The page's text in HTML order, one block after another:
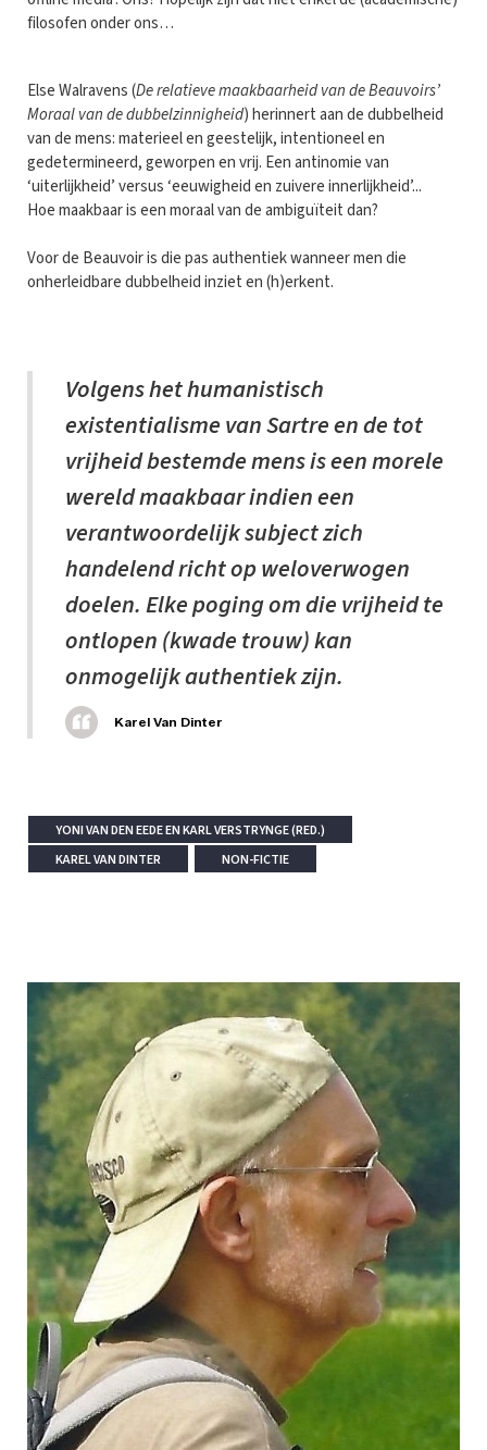
filosofen onder ons…
Else Walravens (De relatieve maakbaarheid van de Beauvoirs’
Moraal van de dubbelzinnigheid) herinnert aan de dubbelheid
van de mens: materieel en geestelijk, intentioneel en
gedetermineerd, geworpen en vrij. Een antinomie van
‘uiterlijkheid’ versus ‘eeuwigheid en zuivere innerlijkheid’...
Hoe maakbaar is een moraal van de ambiguïteit dan?
Voor de Beauvoir is die pas authentiek wanneer men die
onherleidbare dubbelheid inziet en (h)erkent.
Volgens het humanistisch
existentialisme van Sartre en de tot
vrijheid bestemde mens is een morele
wereld maakbaar indien een
verantwoordelijk subject zich
handelend richt op weloverwogen
doelen. Elke poging om die vrijheid te
ontlopen (kwade trouw) kan
onmogelijk authentiek zijn.
Karel Van Dinter
YONI VAN DEN EEDE EN KARL VERSTRYNGE (RED.)
KAREL VAN DINTER
NON-FICTIE